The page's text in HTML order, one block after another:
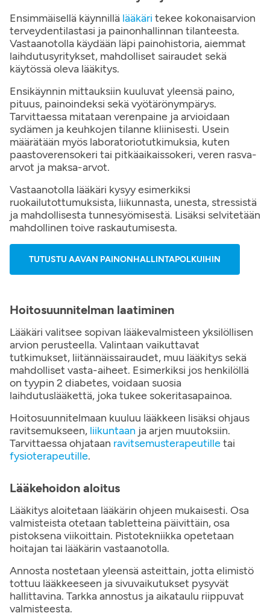
Ensimmäisellä käynnillä lääkäri tekee kokonaisarvion
terveydentilastasi ja painonhallinnan tilanteesta.
Vastaanotolla käydään läpi painohistoria, aiemmat
laihdutusyritykset, mahdolliset sairaudet sekä
käytössä oleva lääkitys.
Ensikäynnin mittauksiin kuuluvat yleensä paino,
pituus, painoindeksi sekä vyötärönympärys.
Tarvittaessa mitataan verenpaine ja arvioidaan
sydämen ja keuhkojen tilanne kliinisesti. Usein
määrätään myös laboratoriotutkimuksia, kuten
paastoverensokeri tai pitkäaikaissokeri, veren rasva-
arvot ja maksa-arvot.
Vastaanotolla lääkäri kysyy esimerkiksi
ruokailutottumuksista, liikunnasta, unesta, stressistä
ja mahdollisesta tunnesyömisestä. Lisäksi selvitetään
mahdollinen toive raskautumisesta.
TUTUSTU AAVAN PAINONHALLINTAPOLKUIHIN
Hoitosuunnitelman laatiminen
Lääkäri valitsee sopivan lääkevalmisteen yksilöllisen
arvion perusteella. Valintaan vaikuttavat
tutkimukset, liitännäissairaudet, muu lääkitys sekä
mahdolliset vasta-aiheet. Esimerkiksi jos henkilöllä
on tyypin 2 diabetes, voidaan suosia
laihdutuslääkettä, joka tukee sokeritasapainoa.
Hoitosuunnitelmaan kuuluu lääkkeen lisäksi ohjaus
ravitsemukseen, liikuntaan ja arjen muutoksiin.
Tarvittaessa ohjataan ravitsemusterapeutilletai
fysioterapeutille.
Lääkehoidon aloitus
Lääkitys aloitetaan lääkärin ohjeen mukaisesti. Osa
valmisteista otetaan tabletteina päivittäin, osa
pistoksena viikoittain. Pistotekniikka opetetaan
hoitajan tai lääkärin vastaanotolla.
Annosta nostetaan yleensä asteittain, jotta elimistö
tottuu lääkkeeseen ja sivuvaikutukset pysyvät
hallittavina. Tarkka annostus ja aikataulu riippuvat
valmisteesta.